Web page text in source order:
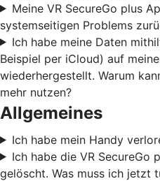
Meine VR SecureGo plus
systemseitigen Problems
Ich habe meine Daten
Beispiel per iCloud) auf
wiederhergestellt. Warum
mehr nutzen?
Allgemeines
Ich habe mein Handy
Ich habe die VR SecureGo
gelöscht. Was muss ich jetzt